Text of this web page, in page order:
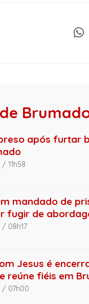
após furtar
11h58
mandado de
fugir de
08h17
Jesus é
reúne fiéis em
/ 07h00